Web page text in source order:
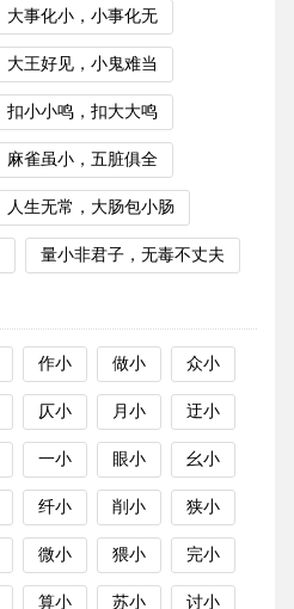
大事化小，小事化无
大王好见，小鬼难当
扣小小鸣，扣大大鸣
麻雀虽小，五脏俱全
人生无常，大肠包小肠
量小非君子，无毒不丈夫
作小 做小 众小
仄小 月小 迂小
一小 眼小 幺小
纤小 削小 狭小
微小 猥小 完小
算小 苏小 讨小